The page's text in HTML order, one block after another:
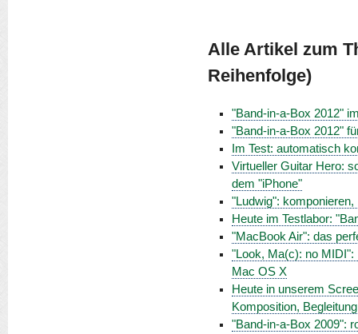
Alle Artikel zum
Reihenfolge)
"Band-in-a-Box 2012"
"Band-in-a-Box 2012"
Im Test: automatisch
Virtueller Guitar Hero:
dem "iPhone"
"Ludwig":
Heute im Testlabor:
"MacBook Air": das
"Look, Ma(c): no
Mac OS X
Heute in unserem
Komposition,
"Band-in-a-Box 2009":